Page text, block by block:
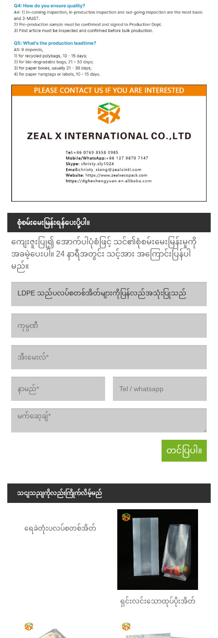
စုံစမ်းမေးမြန်းရန်ပေးပို့ပါ။
ကျေးဇူးပြု၍ အောက်ပါပုံစံဖြင့် သင်၏စုံစမ်းမေးမြန်းမှုကို
အခမဲ့ပေးပါ။ 24 နာရီအတွင်း သင့်အား အကြောင်းပြန်ပါ
မည်။
သငျသညျကိုလည်းကြိုက်လိမ့်မည်
ရေခဲတုံးပလပ်စတစ်အိတ်
ရှင်းလင်းသောထုပ်ပိုးအိတ်